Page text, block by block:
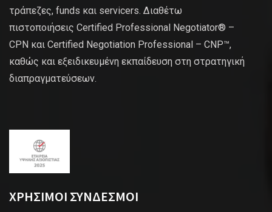
τράπεζες, funds και servicers. Διαθέτω
πιστοποιήσεις Certified Professional Negotiator® –
CPN και Certified Negotiation Professional – CNP™,
καθώς και εξειδικευμένη εκπαίδευση στη στρατηγική
διαπραγματεύσεων.
ΧΡΗΣΙΜΟΙ ΣΥΝΔΕΣΜΟΙ